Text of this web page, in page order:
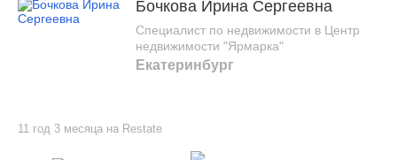
Бочкова Ирина Сергеевна
Специалист по недвижимости в Центр
недвижимости "Ярмарка"
Екатеринбург
11 год 3 месяца на Restate